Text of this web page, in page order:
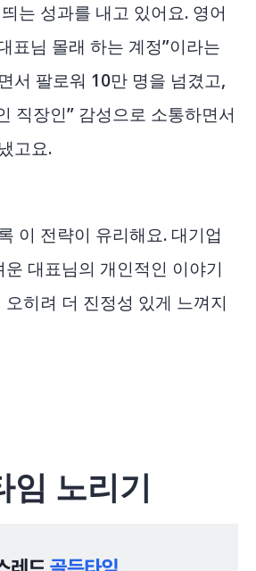
는 성과를 내고 있어요. 영어
표님 몰래 하는 계정”이라는
서 팔로워 10만 명을 넘겼고,
직장인” 감성으로 소통하면서
고요.
이 전략이 유리해요. 대기업
대표님의 개인적인 이야기
히려 더 진정성 있게 느껴지
임 노리기